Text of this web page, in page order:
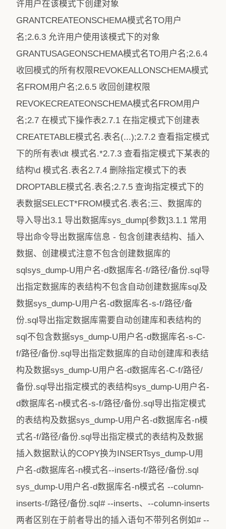
许用户在该模式下创建对象
GRANTCREATEONSCHEMA模式名TO用户
名;2.6.3 允许用户使用该模式下的对象
GRANTUSAGEONSCHEMA模式名TO用户名;2.6.4
收回模式的所有权限REVOKEALLONSCHEMA模式
名FROM用户名;2.6.5 收回创建权限
REVOKECREATEONSCHEMA模式名FROM用户
名;2.7 在模式下操作表2.7.1 在指定模式下创建表
CREATETABLE模式名.表名(...);2.7.2 查看指定模式
下的所有表\dt 模式名.*2.7.3 查看指定模式下某表的
结构\d 模式名.表名2.7.4 删除指定模式下的表
DROPTABLE模式名.表名;2.7.5 查询指定模式下的
表数据SELECT*FROM模式名.表名;三、数据库的
导入导出3.1 导出数据库sys_dump[参数]3.1.1 常用
导出命令导出数据库信息 - 包含创建表结构、插入
数据、创建模式注意不包含创建数据库的
sqlsys_dump-U用户名-d数据库名-f/路径/备份.sql导
出指定数据库的表结构不包含自动创建数据库sql及
数据sys_dump-U用户名-d数据库名-s-f/路径/备
份.sql导出指定数据库需要自动创建库和表结构的
sql不包含数据sys_dump-U用户名-d数据库名-s-C-
f/路径/备份.sql导出指定数据库的自动创建库和表结
构及数据sys_dump-U用户名-d数据库名-C-f/路径/
备份.sql导出指定模式的表结构sys_dump-U用户名-
d数据库名-n模式名-s-f/路径/备份.sql导出指定模式
的表结构及数据sys_dump-U用户名-d数据库名-n模
式名-f/路径/备份.sql导出指定模式的表结构及数据
插入数据默认的COPY换为INSERTsys_dump-U用
户名-d数据库名-n模式名--inserts-f/路径/备份.sql
sys_dump-U用户名-d数据库名-n模式名 --column-
inserts-f/路径/备份.sql# --inserts、--column-inserts
两者区别在于前者导出的插入语句不带列名例如# --